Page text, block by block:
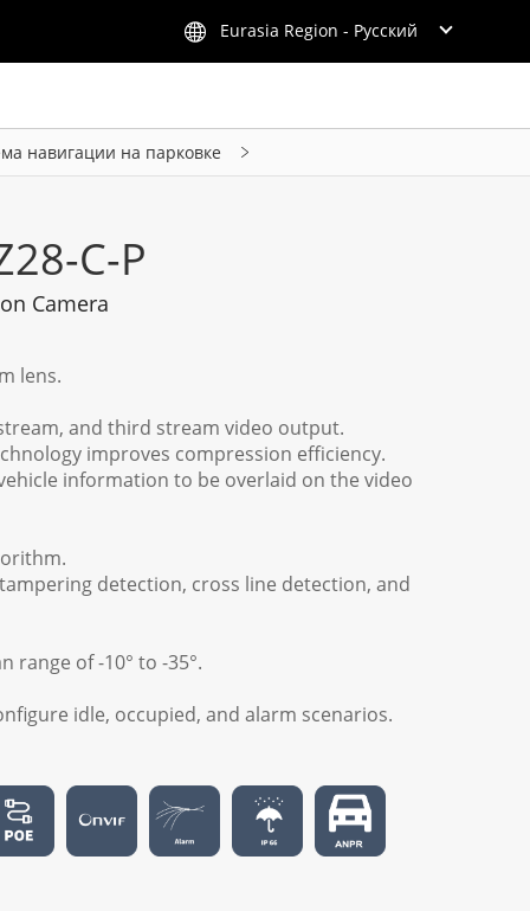
Eurasia Region - Русский
навигации на парковке
C-P
Camera
lens.
and third stream video output.
improves compression efficiency.
information to be overlaid on the video
detection, cross line detection, and
range of -10° to -35°.
idle, occupied, and alarm scenarios.